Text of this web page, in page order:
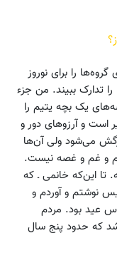
گروه‌ها را برای نوروز
تدارک ببیند. من جزء
یک بچه یتیم را
است و آرزوهای دور و
می‌شود ولی آن‌ها
و غم و غصه نیست.
این‌که خانمی ـ که
نوشتم و آوردم و
عید بود. مردم
که حدود پنج سال